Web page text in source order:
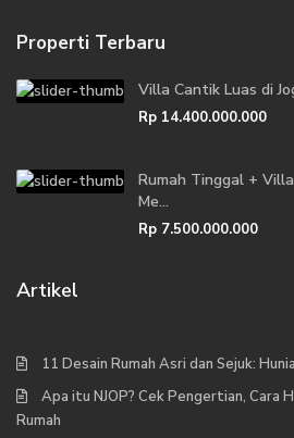
Properti Terbaru
Villa Cantik Luas di
Rp 14.400.000.000
Rumah Tinggal +
Me...
Rp 7.500.000.000
Artikel
11 Desain Rumah Asri dan Sejuk:
Apa itu NJOP? Cek Pengertian, Cara
Rumah